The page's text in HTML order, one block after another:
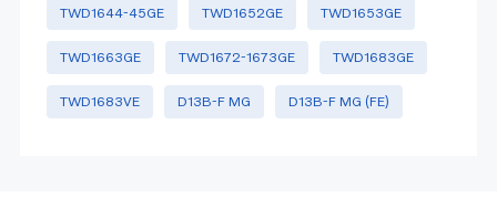
TWD1644-45GE TWD1652GE TWD1653GE
TWD1663GE TWD1672-1673GE TWD1683GE
TWD1683VE D13B-F MG D13B-F MG (FE)